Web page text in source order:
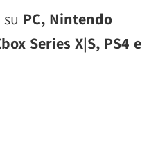
PC, Nintendo
Series X|S, PS4 e